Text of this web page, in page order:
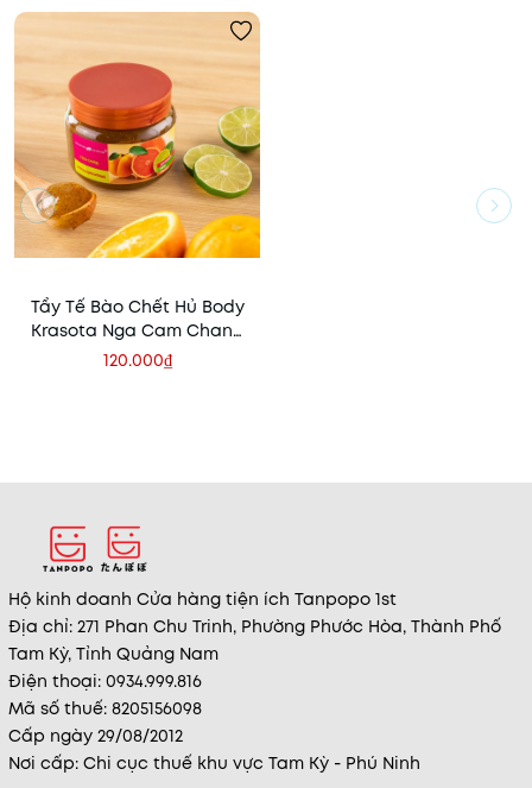
Tẩy Tế Bào Chết Hủ Body
Krasota Nga Cam Chanh
Đào 380g
120.000₫
Hộ kinh doanh Cửa hàng tiện ích Tanpopo 1st
Địa chỉ: 271 Phan Chu Trinh, Phường Phước Hòa, Thành Phố
Tam Kỳ, Tỉnh Quảng Nam
Điện thoại: 0934.999.816
Mã số thuế: 8205156098
Cấp ngày 29/08/2012
Nơi cấp: Chi cục thuế khu vực Tam Kỳ - Phú Ninh